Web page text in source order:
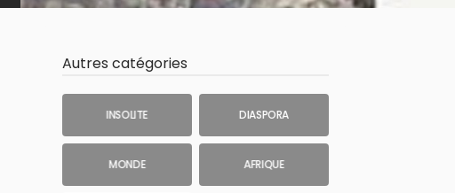
Autres catégories
INSOLITE DIASPORA
MONDE AFRIQUE